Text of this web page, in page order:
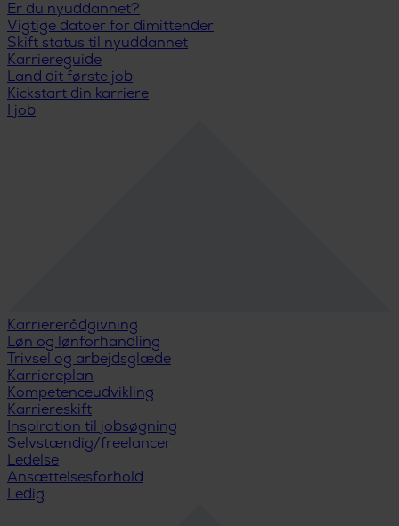
Er du nyuddannet?
Vigtige datoer for dimittender
Skift status til nyuddannet
Karriereguide
Land dit første job
Kickstart din karriere
I job
Karriererådgivning
Løn og lønforhandling
Trivsel og arbejdsglæde
Karriereplan
Kompetenceudvikling
Karriereskift
Inspiration til jobsøgning
Selvstændig/freelancer
Ledelse
Ansættelsesforhold
Ledig